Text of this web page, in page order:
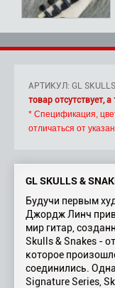
АРТИКУЛ: GL SKULLS
товар отсутствует,
* Спецификация,
отличаться от
GL SKULLS &
Будучи первым
Джордж Линч
мир гитар,
Skulls & Snakes -
которое
соединились.
Signature Series,